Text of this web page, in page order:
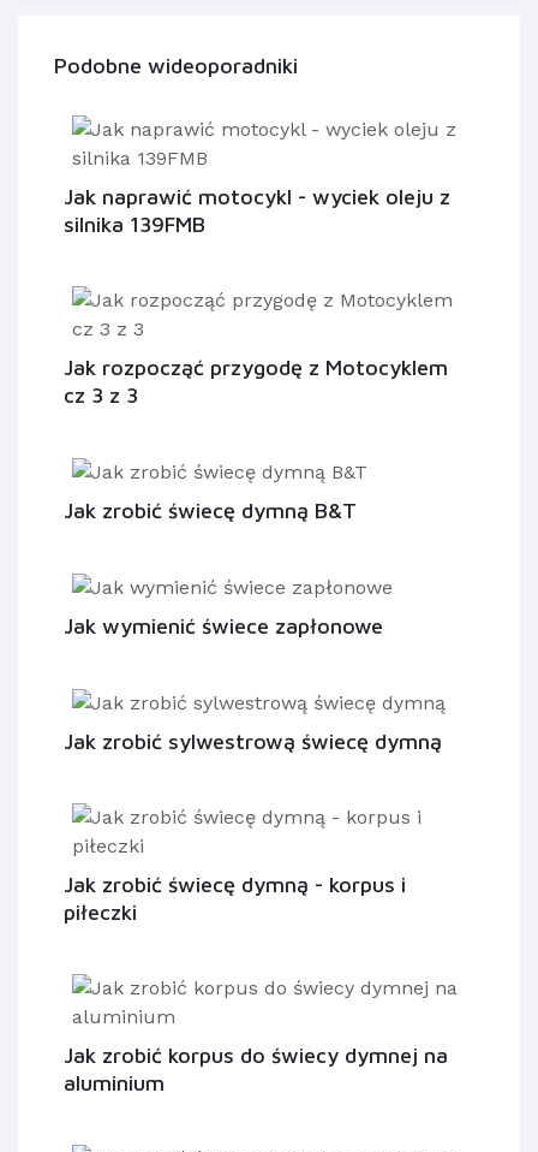
Podobne wideoporadniki
Jak naprawić motocykl - wyciek oleju z
silnika 139FMB
Jak rozpocząć przygodę z Motocyklem
cz 3 z 3
Jak zrobić świecę dymną B&T
Jak wymienić świece zapłonowe
Jak zrobić sylwestrową świecę dymną
Jak zrobić świecę dymną - korpus i
piłeczki
Jak zrobić korpus do świecy dymnej na
aluminium